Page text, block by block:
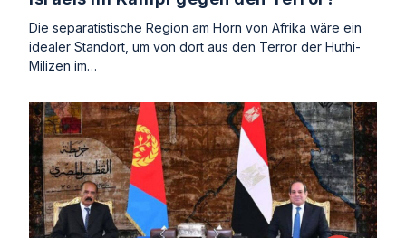
Die separatistische Region am Horn von Afrika wäre ein
idealer Standort, um von dort aus den Terror der Huthi-
Milizen im…